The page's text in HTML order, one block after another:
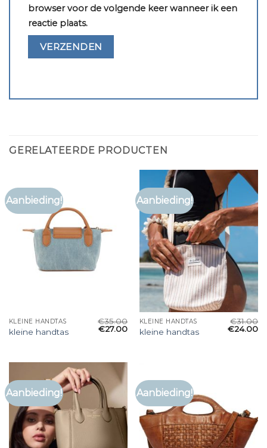
browser voor de volgende keer wanneer ik een
reactie plaats.
GERELATEERDE PRODUCTEN
Aanbieding!
KLEINE HANDTAS
kleine handtas
€35.00
€27.00
Aanbieding!
KLEINE HANDTAS
kleine handtas
€31.00
€24.00
Aanbieding! Aanbieding!